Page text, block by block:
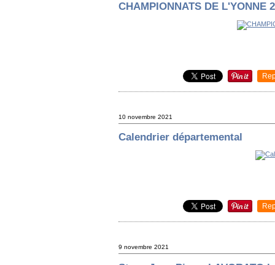
CHAMPIONNATS DE L'YONNE
10 novembre 2021
Calendrier départemental
9 novembre 2021